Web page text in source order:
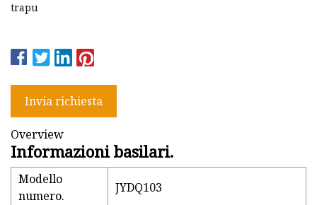
trapu
Invia richiesta
Overview
Informazioni basilari.
Modello
numero.
JYDQ103